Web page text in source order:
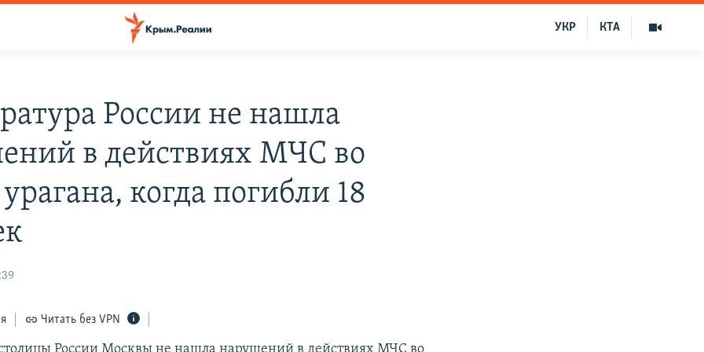
КТА
УКР
России не нашла
в действиях МЧС во
когда погибли 18
Читать без VPN